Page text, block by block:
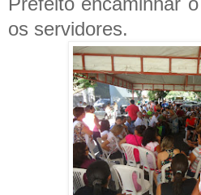
os servidores.